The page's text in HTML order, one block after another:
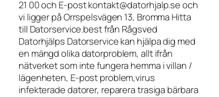
21 00 och E-post kontakt@datorhjalp.se och
vi ligger på Orrspelsvägen 13, Bromma Hitta
till Datorservice.best från Rågsved
Datorhjälps Datorservice kan hjälpa dig med
en mängd olika datorproblem, allt ifrån
nätverket som inte fungera hemma i villan /
lägenheten, E-post problem,virus
infekterade datorer, reparera trasiga bärbara